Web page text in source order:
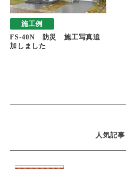
施工例
FS-40N 防災 施工写真追
加しました
人気記事